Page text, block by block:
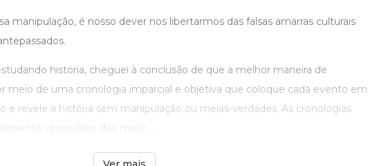
manipulação, é nosso dever nos libertarmos das falsas amarras culturais
história, cheguei à conclusão de que a melhor maneira de
meio de uma cronologia imparcial e objetiva que coloque cada evento em
e revele a história sem manipulação ou meias-verdades. As cronologias
secundário dos méto ...